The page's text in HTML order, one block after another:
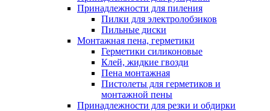
Принадлежности для пиления
Пилки для электролобзиков
Пильные диски
Монтажная пена, герметики
Герметики силиконовые
Клей, жидкие гвозди
Пена монтажная
Пистолеты для герметиков и
монтажной пены
Принадлежности для резки и обдирки